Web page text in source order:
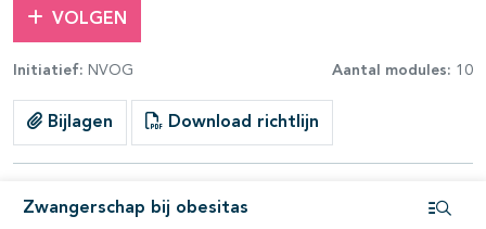
VOLGEN
Initiatief: NVOG Aantal modules: 10
Bijlagen Download richtlijn
Zwangerschap bij obesitas